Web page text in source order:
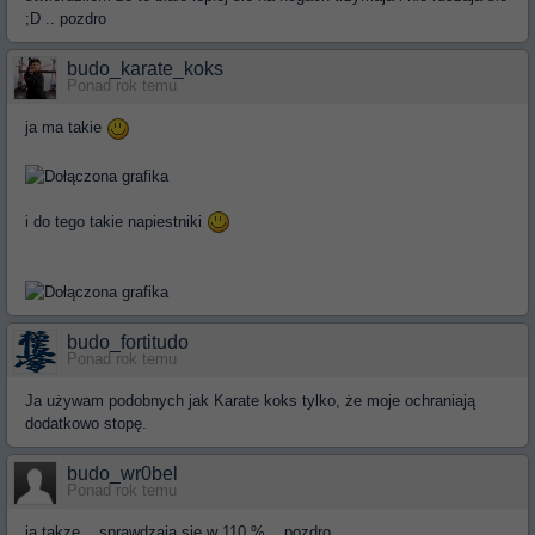
;D .. pozdro
budo_karate_koks
Ponad rok temu
ja ma takie
i do tego takie napiestniki
budo_fortitudo
Ponad rok temu
Ja używam podobnych jak Karate koks tylko, że moje ochraniają
dodatkowo stopę.
budo_wr0bel
Ponad rok temu